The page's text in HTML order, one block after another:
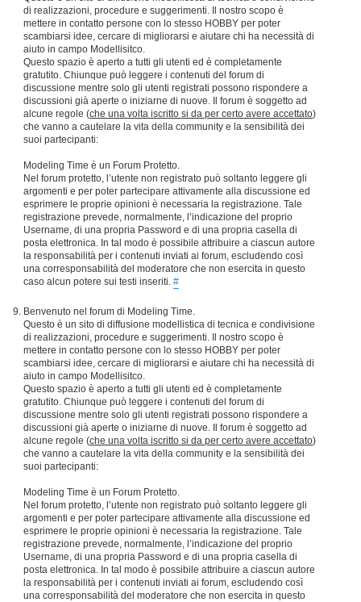
di realizzazioni, procedure e suggerimenti. Il nostro scopo è
mettere in contatto persone con lo stesso HOBBY per poter
scambiarsi idee, cercare di migliorarsi e aiutare chi ha necessità di
aiuto in campo Modellisitco.
Questo spazio è aperto a tutti gli utenti ed è completamente
gratutito. Chiunque può leggere i contenuti del forum di
discussione mentre solo gli utenti registrati possono rispondere a
discussioni già aperte o iniziarne di nuove. Il forum è soggetto ad
alcune regole (che una volta iscritto si da per certo avere accettato)
che vanno a cautelare la vita della community e la sensibilità dei
suoi partecipanti:
Modeling Time è un Forum Protetto.
Nel forum protetto, l’utente non registrato può soltanto leggere gli
argomenti e per poter partecipare attivamente alla discussione ed
esprimere le proprie opinioni è necessaria la registrazione. Tale
registrazione prevede, normalmente, l’indicazione del proprio
Username, di una propria Password e di una propria casella di
posta elettronica. In tal modo è possibile attribuire a ciascun autore
la responsabilità per i contenuti inviati ai forum, escludendo così
una corresponsabilità del moderatore che non esercita in questo
caso alcun potere sui testi inseriti. #
Benvenuto nel forum di Modeling Time.
Questo è un sito di diffusione modellistica di tecnica e condivisione
di realizzazioni, procedure e suggerimenti. Il nostro scopo è
mettere in contatto persone con lo stesso HOBBY per poter
scambiarsi idee, cercare di migliorarsi e aiutare chi ha necessità di
aiuto in campo Modellisitco.
Questo spazio è aperto a tutti gli utenti ed è completamente
gratutito. Chiunque può leggere i contenuti del forum di
discussione mentre solo gli utenti registrati possono rispondere a
discussioni già aperte o iniziarne di nuove. Il forum è soggetto ad
alcune regole (che una volta iscritto si da per certo avere accettato)
che vanno a cautelare la vita della community e la sensibilità dei
suoi partecipanti:
Modeling Time è un Forum Protetto.
Nel forum protetto, l’utente non registrato può soltanto leggere gli
argomenti e per poter partecipare attivamente alla discussione ed
esprimere le proprie opinioni è necessaria la registrazione. Tale
registrazione prevede, normalmente, l’indicazione del proprio
Username, di una propria Password e di una propria casella di
posta elettronica. In tal modo è possibile attribuire a ciascun autore
la responsabilità per i contenuti inviati ai forum, escludendo così
una corresponsabilità del moderatore che non esercita in questo